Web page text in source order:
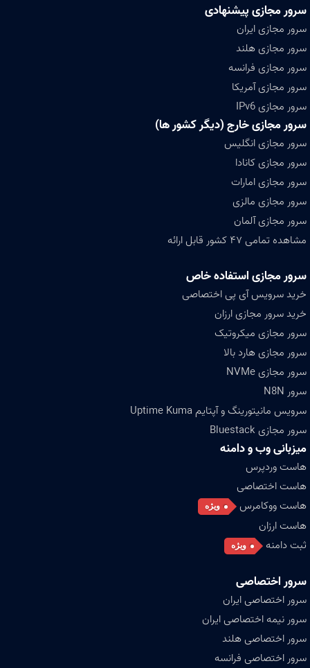
سرور مجازی پیشنهادی
سرور مجازی ایران
سرور مجازی هلند
سرور مجازی فرانسه
سرور مجازی آمریکا
سرور مجازی IPv6
سرور مجازی خارج (دیگر کشور ها)
سرور مجازی انگلیس
سرور مجازی کانادا
سرور مجازی امارات
سرور مجازی مالزی
سرور مجازی آلمان
مشاهده تمامی ۴۷ کشور قابل ارائه
سرور مجازی استفاده خاص
خرید سرویس آی پی اختصاصی
خرید سرور مجازی ارزان
سرور مجازی میکروتیک
سرور مجازی هارد بالا
سرور مجازی NVMe
سرور N8N
سرویس مانیتورینگ و آپتایم Uptime Kuma
سرور مجازی Bluestack
میزبانی وب و دامنه
هاست وردپرس
هاست اختصاصی
هاست ووکامرس
ویژه
هاست ارزان
ثبت دامنه
ویژه
سرور اختصاصی
سرور اختصاصی ایران
سرور نیمه اختصاصی ایران
سرور اختصاصی هلند
سرور اختصاصی فرانسه